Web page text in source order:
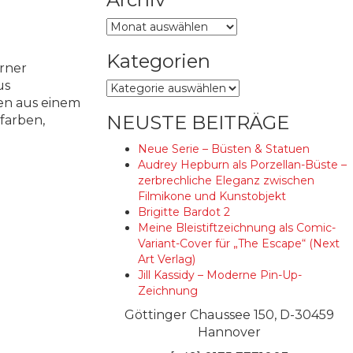
aus einem
Archiv
Kategorien
Kategorien
NEUSTE BEITRÄGE
Neue Serie – Büsten & Statuen
Audrey Hepburn als Porzellan-Büste –
zerbrechliche Eleganz zwischen
Filmikone und Kunstobjekt
Brigitte Bardot 2
Meine Bleistiftzeichnung als Comic-
Variant-Cover für „The Escape“ (Next
Art Verlag)
Jill Kassidy – Moderne Pin-Up-
Zeichnung
Göttinger Chaussee 150, D-30459
Hannover